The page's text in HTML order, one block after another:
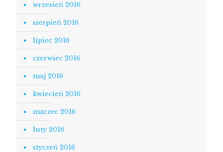
wrzesień 2016
sierpień 2016
lipiec 2016
czerwiec 2016
maj 2016
kwiecień 2016
marzec 2016
luty 2016
styczeń 2016